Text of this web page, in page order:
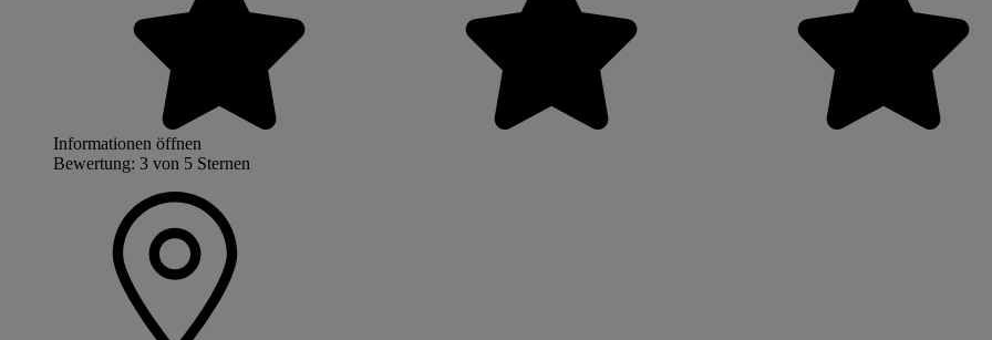
Informationen öffnen
Bewertung: 3 von 5 Sternen